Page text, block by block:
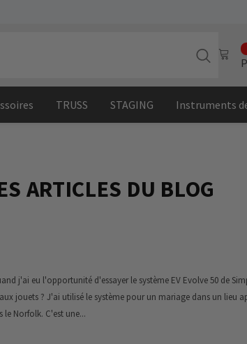
TRUSS STAGING Instruments
ARTICLES DU BLOG
j'ai eu l'opportunité d'essayer le système EV Evolve 50 de
jouets ? J'ai utilisé le système pour un mariage dans un lieu
le Norfolk. C'est une...